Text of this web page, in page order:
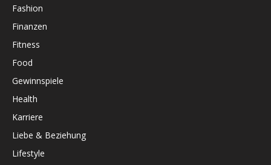
Fashion
Finanzen
Fitness
Food
Gewinnspiele
Health
Karriere
Liebe & Beziehung
Lifestyle